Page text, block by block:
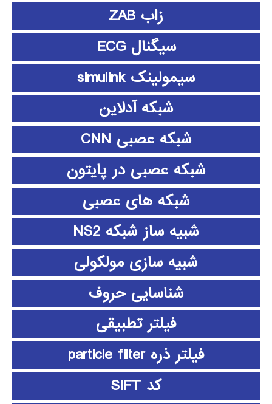
زاب ZAB
سیگنال ECG
سیمولینک simulink
شبکه آدلاین
شبکه عصبی CNN
شبکه عصبی در پایتون
شبکه های عصبی
شبیه ساز شبکه NS2
شبیه سازی مولکولی
شناسایی حروف
فیلتر تطبیقی
فیلتر ذره particle filter
کد SIFT